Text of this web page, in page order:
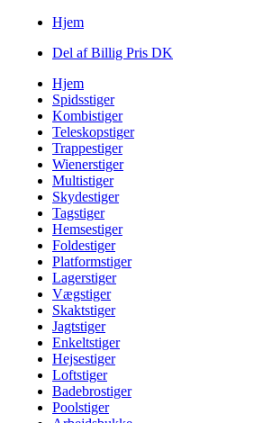
Hjem
Del af Billig Pris DK
Hjem
Spidsstiger
Kombistiger
Teleskopstiger
Trappestiger
Wienerstiger
Multistiger
Skydestiger
Tagstiger
Hemsestiger
Foldestiger
Platformstiger
Lagerstiger
Vægstiger
Skaktstiger
Jagtstiger
Enkeltstiger
Hejsestiger
Loftstiger
Badebrostiger
Poolstiger